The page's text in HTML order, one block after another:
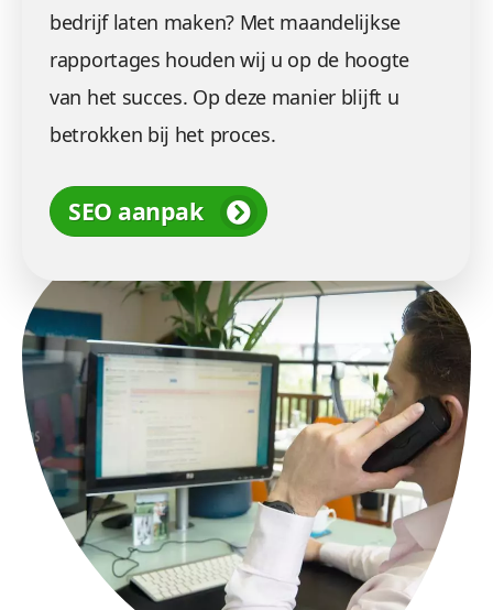
bedrijf laten maken? Met maandelijkse
rapportages houden wij u op de hoogte
van het succes. Op deze manier blijft u
betrokken bij het proces.
SEO aanpak